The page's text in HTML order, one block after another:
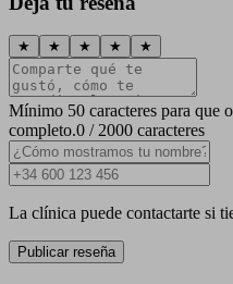
★ ★ ★ ★ ★
Mínimo 50 caracteres para que
completo.0 / 2000 caracteres
La clínica puede contactarte si
Publicar reseña